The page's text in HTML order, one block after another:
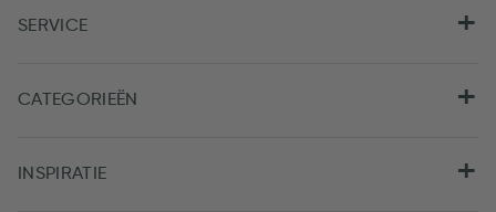
SERVICE
CATEGORIEËN
INSPIRATIE